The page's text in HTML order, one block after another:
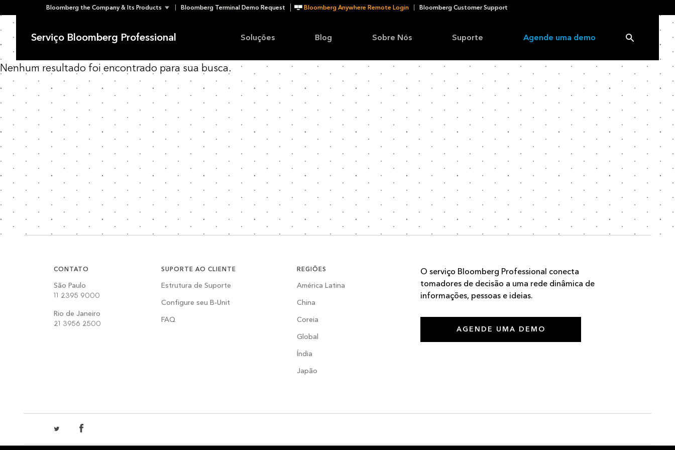
content
Bloomberg the Company & Its Products Bloomberg Terminal Demo Request Bloomberg Anywhere Remote Login Bloomberg Customer Support
Serviço Bloomberg Professional Soluções Blog Sobre Nós Suporte Agende uma demo
Nenhum resultado foi encontrado para sua busca.
CONTATO
São Paulo
11 2395 9000
Rio de Janeiro
21 3956 2500
SUPORTE AO CLIENTE
Estrutura de Suporte
Configure seu B-Unit
FAQ
REGIÕES
América Latina
China
Coreia
Global
Índia
Japão
O serviço Bloomberg Professional conecta
tomadores de decisão a uma rede dinâmica de
informações, pessoas e ideias.
AGENDE UMA DEMO